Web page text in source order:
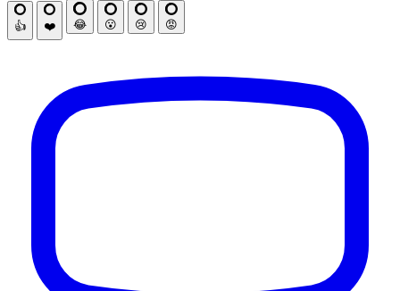
👍 ❤️ 😂 😮 😢 😡